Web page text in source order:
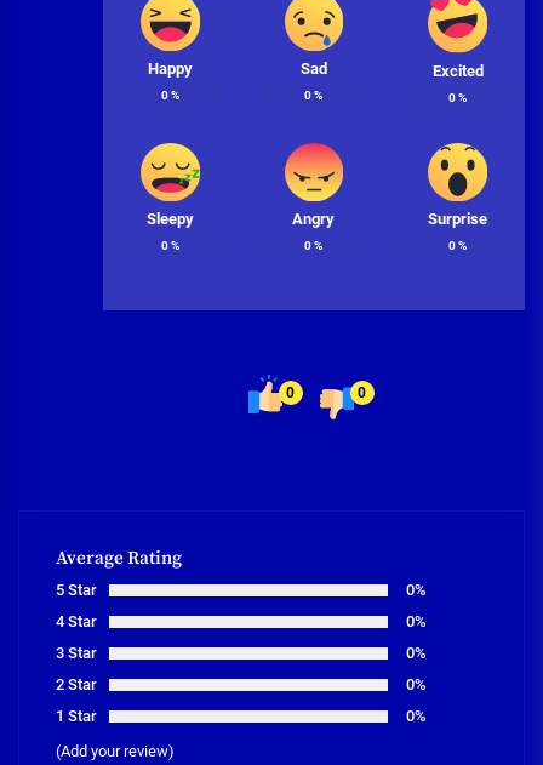
Happy
0%
Sad
0%
Excited
0%
Sleepy
0%
Angry
0%
Surprise
0%
0 0
Average Rating
5 Star
0%
4 Star
0%
3 Star
0%
2 Star
0%
1 Star
0%
(Add your review)